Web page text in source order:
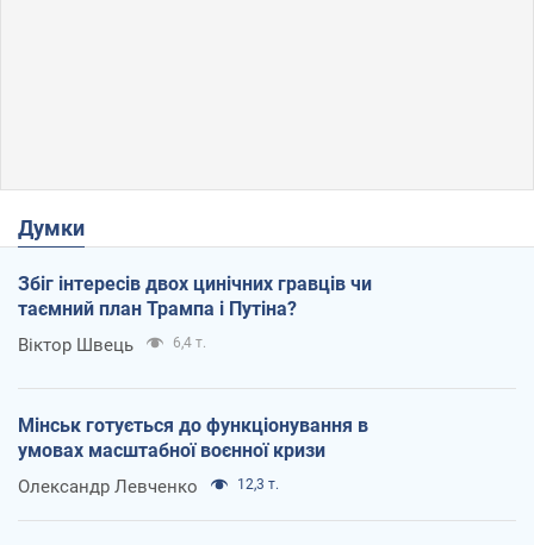
Думки
Збіг інтересів двох цинічних гравців чи
таємний план Трампа і Путіна?
Віктор Швець 6,4 т.
Мінськ готується до функціонування в
умовах масштабної воєнної кризи
Олександр Левченко 12,3 т.